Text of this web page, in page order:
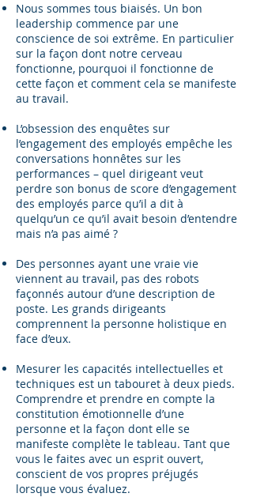
Nous sommes tous biaisés. Un bon
leadership commence par une
conscience de soi extrême. En particulier
sur la façon dont notre cerveau
fonctionne, pourquoi il fonctionne de
cette façon et comment cela se manifeste
au travail.
L’obsession des enquêtes sur
l’engagement des employés empêche les
conversations honnêtes sur les
performances – quel dirigeant veut
perdre son bonus de score d’engagement
des employés parce qu’il a dit à
quelqu’un ce qu’il avait besoin d’entendre
mais n’a pas aimé ?
Des personnes ayant une vraie vie
viennent au travail, pas des robots
façonnés autour d’une description de
poste. Les grands dirigeants
comprennent la personne holistique en
face d’eux.
Mesurer les capacités intellectuelles et
techniques est un tabouret à deux pieds.
Comprendre et prendre en compte la
constitution émotionnelle d’une
personne et la façon dont elle se
manifeste complète le tableau. Tant que
vous le faites avec un esprit ouvert,
conscient de vos propres préjugés
lorsque vous évaluez.